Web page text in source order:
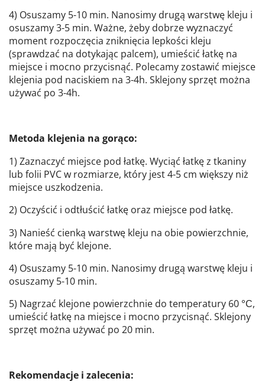
4) Osuszamy 5-10 min. Nanosimy drugą warstwę kleju i
osuszamy 3-5 min. Ważne, żeby dobrze wyznaczyć
moment rozpoczęcia zniknięcia lepkości kleju
(sprawdzać na dotykając palcem), umieścić łatkę na
miejsce i mocno przycisnąć. Polecamy zostawić miejsce
klejenia pod naciskiem na 3-4h. Sklejony sprzęt można
używać po 3-4h.
Metoda klejenia na gorąco:
1) Zaznaczyć miejsce pod łatkę. Wyciąć łatkę z tkaniny
lub folii PVC w rozmiarze, który jest 4-5 cm większy niż
miejsce uszkodzenia.
2) Oczyścić i odtłuścić łatkę oraz miejsce pod łatkę.
3) Nanieść cienką warstwę kleju na obie powierzchnie,
które mają być klejone.
4) Osuszamy 5-10 min. Nanosimy drugą warstwę kleju i
osuszamy 5-10 min.
5) Nagrzać klejone powierzchnie do temperatury 60 °С,
umieścić łatkę na miejsce i mocno przycisnąć. Sklejony
sprzęt można używać po 20 min.
Rekomendacje i zalecenia: